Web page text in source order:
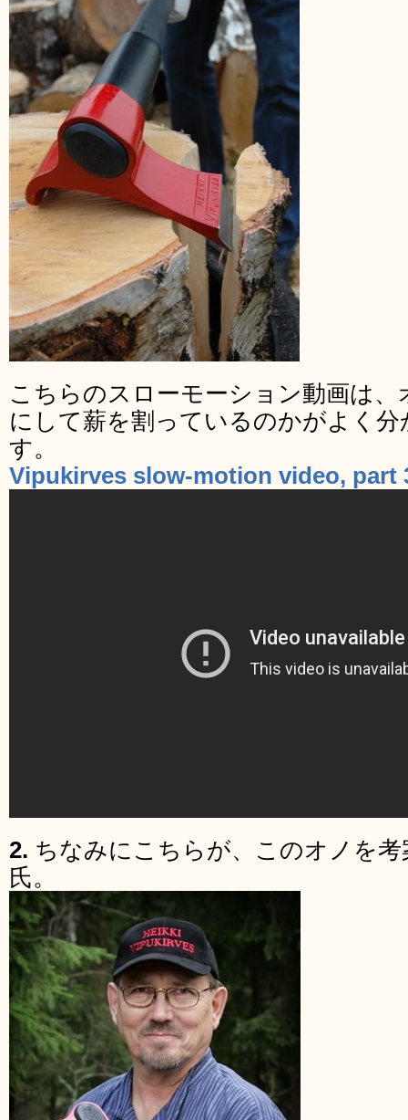
こちらのスローモーション動画は
にして薪を割っているのかがよく
す。
Vipukirves slow-motion video, part
2. ちなみにこちらが、このオノを
氏。